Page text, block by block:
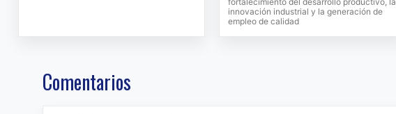
innovación industrial y la generación de
empleo de calidad
Comentarios